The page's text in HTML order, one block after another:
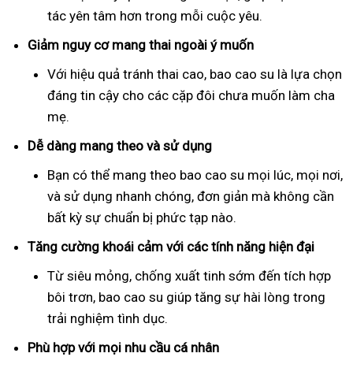
tác yên tâm hơn trong mỗi cuộc yêu.
Giảm nguy cơ mang thai ngoài ý muốn
Với hiệu quả tránh thai cao, bao cao su là lựa chọn
đáng tin cậy cho các cặp đôi chưa muốn làm cha
mẹ.
Dễ dàng mang theo và sử dụng
Bạn có thể mang theo bao cao su mọi lúc, mọi nơi,
và sử dụng nhanh chóng, đơn giản mà không cần
bất kỳ sự chuẩn bị phức tạp nào.
Tăng cường khoái cảm với các tính năng hiện đại
Từ siêu mỏng, chống xuất tinh sớm đến tích hợp
bôi trơn, bao cao su giúp tăng sự hài lòng trong
trải nghiệm tình dục.
Phù hợp với mọi nhu cầu cá nhân